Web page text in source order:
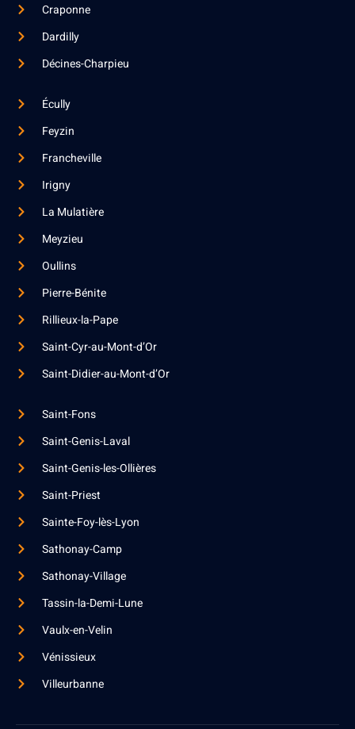
Craponne
Dardilly
Décines-Charpieu
Écully
Feyzin
Francheville
Irigny
La Mulatière
Meyzieu
Oullins
Pierre-Bénite
Rillieux-la-Pape
Saint-Cyr-au-Mont-d’Or
Saint-Didier-au-Mont-d’Or
Saint-Fons
Saint-Genis-Laval
Saint-Genis-les-Ollières
Saint-Priest
Sainte-Foy-lès-Lyon
Sathonay-Camp
Sathonay-Village
Tassin-la-Demi-Lune
Vaulx-en-Velin
Vénissieux
Villeurbanne